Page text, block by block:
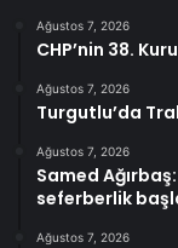
Ağustos 7, 2026
CHP’nin 38.
Ağustos 7, 2026
Turgutlu’da
Ağustos 7, 2026
Samed
seferberlik
Ağustos 7, 2026